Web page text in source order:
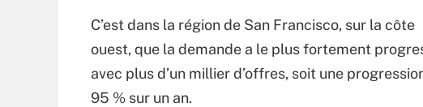
C’est dans la région de San Francisco, sur la côte
ouest, que la demande a le plus fortement
avec plus d’un millier d’offres, soit une
95 % sur un an.